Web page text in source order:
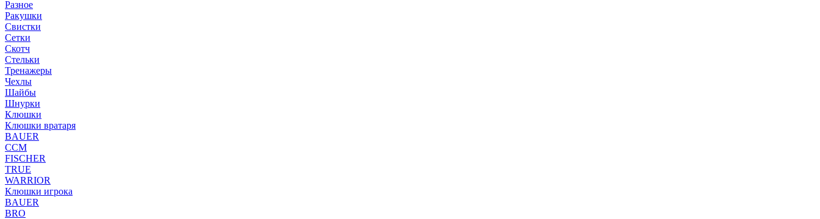
Разное
Ракушки
Свистки
Сетки
Скотч
Стельки
Тренажеры
Чехлы
Шайбы
Шнурки
Клюшки
Клюшки вратаря
BAUER
CCM
FISCHER
TRUE
WARRIOR
Клюшки игрока
BAUER
BRO